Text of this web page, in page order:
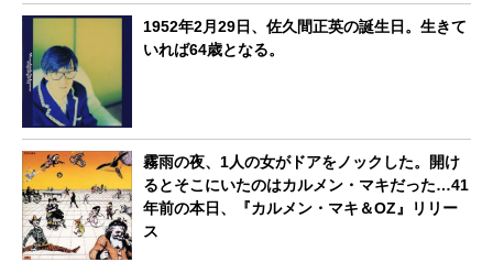
1952年2月29日、佐久間正英の誕生日。生きて
いれば64歳となる。
霧雨の夜、1人の女がドアをノックした。開け
るとそこにいたのはカルメン・マキだった…41
年前の本日、『カルメン・マキ＆OZ』リリー
ス